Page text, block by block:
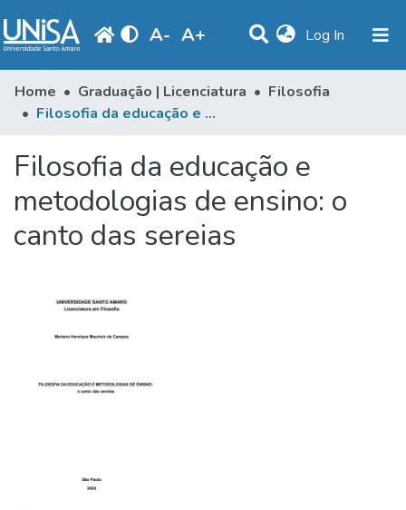
A- A+ Log In (current)
Communities & Collections
Browse
Produção Docente
Library
Home Graduação | Licenciatura
Filosofia
Filosofia da educação e metodologias de ensino: o canto das sereias
Filosofia da educação e
metodologias de ensino: o
canto das sereias